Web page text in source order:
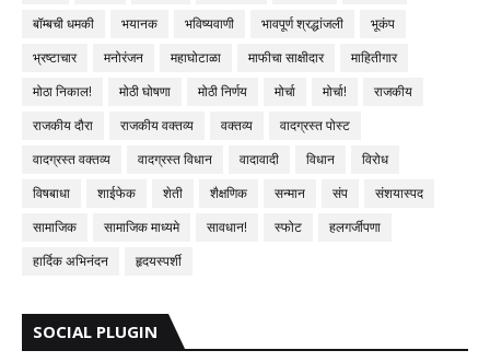
बॉम्बची धमकी
भयानक भविष्यवाणी भावपूर्ण श्रद्धांजली
भूकंप
भ्रष्टाचार
मनोरंजन महाघोटाळा माफीचा साक्षीदार
माहितीगार
मोठा निकाल!
मोठी घोषणा मोठी निर्णय मोर्चा मोर्चा!
राजकीय
राजकीय दौरा
राजकीय वक्तव्य वक्तव्य
वादग्रस्त पोस्ट
वादग्रस्त वक्तव्य
वादग्रस्त विधान वादावादी विधान
विरोध
विषबाधा
शाईफेक शेती शैक्षणिक सन्मान संप
संशयास्पद
सामाजिक
सामाजिक माध्यमे सावधान! स्फोट
हलगर्जीपणा
हार्दिक अभिनंदन
हृदयस्पर्शी
SOCIAL PLUGIN